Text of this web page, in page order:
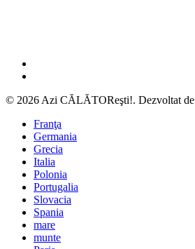
© 2026 Azi CĂLĂTOReşti!. Dezvoltat de
Close
Menu
Franţa
Germania
Grecia
Italia
Polonia
Portugalia
Slovacia
Spania
mare
munte